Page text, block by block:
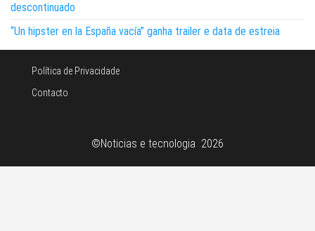
descontinuado
“Un hipster en la España vacía” ganha trailer e data de estreia
Política de Privacidade
Contacto
©Noticias e tecnologia 2026